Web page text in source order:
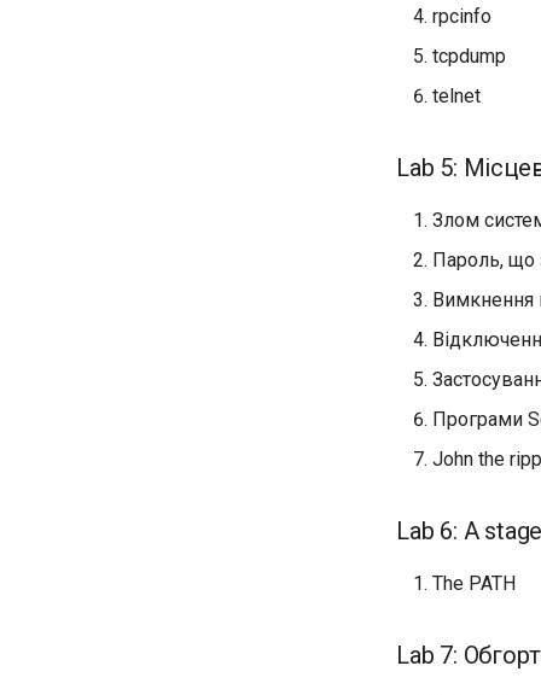
rpcinfo
tcpdump
telnet
Lab 5:
Злом
Пароль, що
Вимкнення
Програми
John the
Lab 6: A
The PATH
Lab 7: